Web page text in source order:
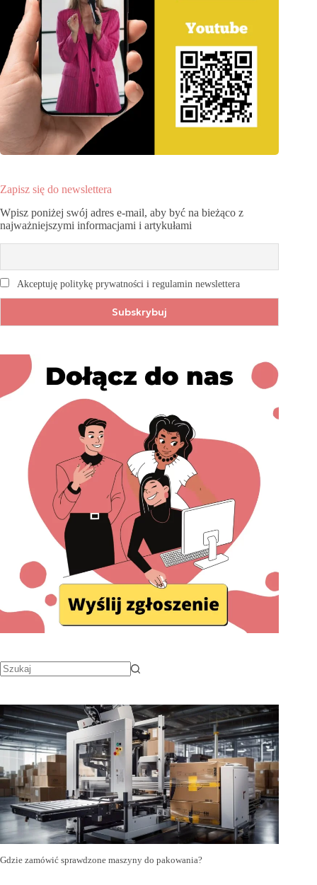
Zapisz się do newslettera
Wpisz poniżej swój adres e-mail, aby być na bieżąco z
najważniejszymi informacjami i artykułami
Akceptuję politykę prywatności i regulamin newslettera
Gdzie zamówić sprawdzone maszyny do pakowania?